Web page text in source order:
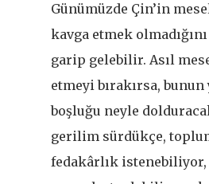
Günümüzde Çin’in
kavga etmek
garip gelebilir. Asıl
etmeyi bırakırsa, bunun
boşluğu neyle
gerilim sürdükçe,
fedakârlık